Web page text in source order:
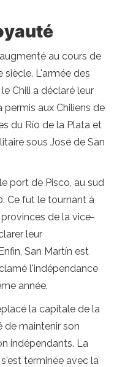
au cours de
siècle. L'armée des
Chili a déclaré leur
permis aux Chiliens de
du Río de la Plata et
sous José de San
port de Pisco, au sud
Ce fut le tournant à
de la vice-
leur
San Martín est
l'indépendance
année.
la capitale de la
maintenir son
indépendants. La
terminée avec la